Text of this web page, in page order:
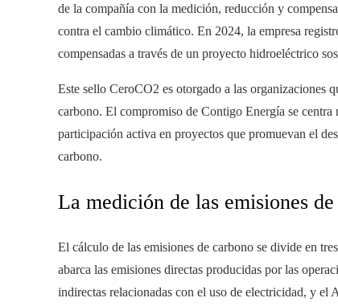
de la compañía con la medición, reducción y
contra el cambio climático. En 2024, la empresa
compensadas a través de un proyecto hidroeléctrico
Este sello CeroCO2 es otorgado a las organizaciones
carbono. El compromiso de Contigo Energía se
participación activa en proyectos que promuevan el
carbono.
La medición de las emisiones
El cálculo de las emisiones de carbono se divide en
abarca las emisiones directas producidas por las
indirectas relacionadas con el uso de electricidad, y el